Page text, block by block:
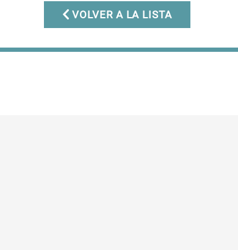
VOLVER A LA LISTA